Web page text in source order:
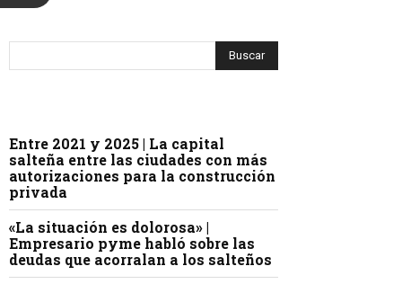
Entre 2021 y 2025 | La capital
salteña entre las ciudades con más
autorizaciones para la construcción
privada
«La situación es dolorosa» |
Empresario pyme habló sobre las
deudas que acorralan a los salteños